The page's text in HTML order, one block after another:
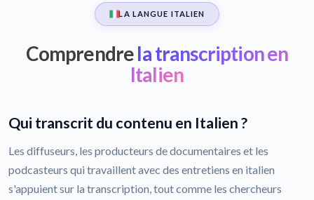
LA LANGUE ITALIEN
Comprendrela transcription en
Italien
Qui transcrit du contenu en Italien ?
Les diffuseurs, les producteurs de documentaires et les
podcasteurs qui travaillent avec des entretiens en italien
s'appuient sur la transcription, tout comme les chercheurs